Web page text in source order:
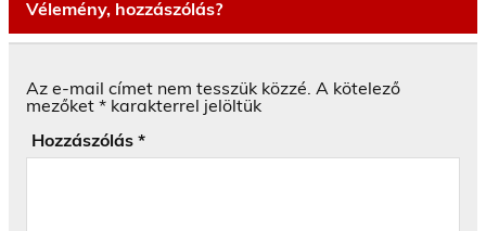
Vélemény, hozzászólás?
Az e-mail címet nem tesszük közzé. A kötelező
mezőket * karakterrel jelöltük
Hozzászólás *